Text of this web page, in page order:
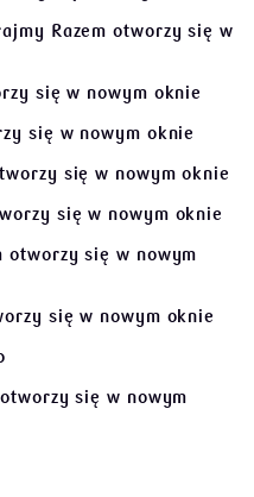
Razemotworzy się w
się w nowym oknie
się w nowym oknie
się w nowym oknie
się w nowym oknie
otworzy się w nowym
się w nowym oknie
otworzy się w nowym